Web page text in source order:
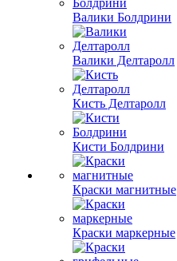
Валики Болдрини
Валики Делтаролл
Кисть Делтаролл
Кисти Болдрини
Краски магнитные
Краски маркерные